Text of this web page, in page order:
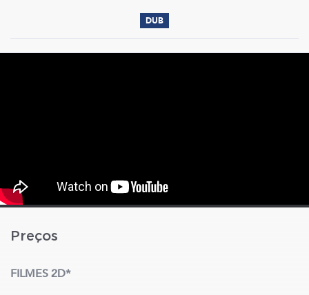
DUB
Preços
FILMES 2D*